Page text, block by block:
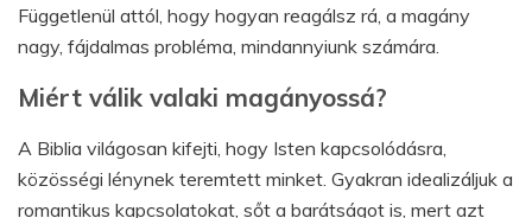
Függetlenül attól, hogy hogyan reagálsz rá, a magány
nagy, fájdalmas probléma, mindannyiunk számára.
Miért válik valaki magányossá?
A Biblia világosan kifejti, hogy Isten kapcsolódásra,
közösségi lénynek teremtett minket. Gyakran idealizáljuk a
romantikus kapcsolatokat, sőt a barátságot is, mert azt